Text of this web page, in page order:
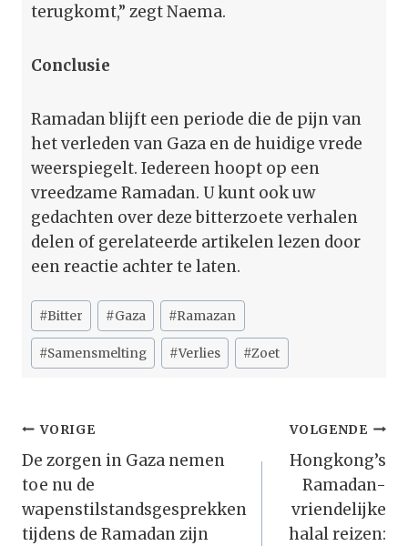
terugkomt,” zegt Naema.
Conclusie
Ramadan blijft een periode die de pijn van
het verleden van Gaza en de huidige vrede
weerspiegelt. Iedereen hoopt op een
vreedzame Ramadan. U kunt ook uw
gedachten over deze bitterzoete verhalen
delen of gerelateerde artikelen lezen door
een reactie achter te laten.
Bericht
tags:
#Bitter #Gaza #Ramazan
#Samensmelting #Verlies #Zoet
Bericht
Navigatie
VORIGE
De zorgen in Gaza nemen
toe nu de
wapenstilstandsgesprekken
tijdens de Ramadan zijn
VOLGENDE
Hongkong’s
Ramadan-
vriendelijke
halal reizen: